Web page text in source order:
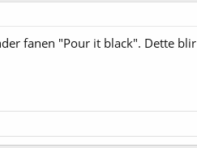
fanen "Pour it black". Dette